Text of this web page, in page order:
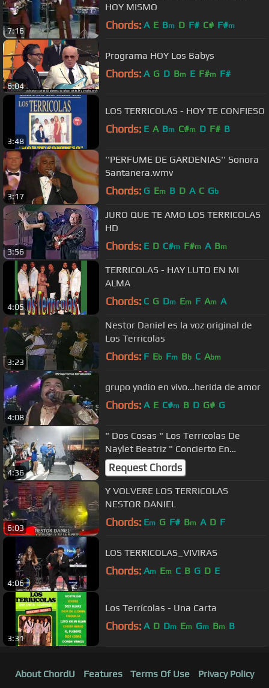
7:16
HOY MISMO
Chords: A E Bm D F# C# F#m
6:04
Programa HOY Los Babys
Chords: A G D Bm E F#m F#
3:48
LOS TERRICOLAS - HOY TE CONFIESO
Chords: E A Bm C#m D F# B
3:17
''PERFUME DE GARDENIAS'' Sonora
Santanera.wmv
Chords: G Em B D A C Gb
3:56
JURO QUE TE AMO LOS TERRICOLAS
HD
Chords: E D C#m F#m A Bm
4:05
TERRICOLAS - HAY LUTO EN MI
ALMA
Chords: C G Dm Em F Am A
3:23
Nestor Daniel es la voz original de
Los Terricolas
Chords: F Eb Fm Bb C Abm
4:08
grupo yndio en vivo...herida de amor
Chords: A E C#m B D G# G
4:36
" Dos Cosas " Los Terricolas De
Naylet Beatriz " Concierto En
Zacatecas "
Request Chords
6:03
Y VOLVERE LOS TERRICOLAS
NESTOR DANIEL
Chords: Em G F# Bm A D F
4:06
LOS TERRICOLAS_VIVIRAS
Chords: Am Em C B G D E
3:31
Los Terrícolas - Una Carta
Chords: A D Dm Em Gm Bm B
About ChordU Features Terms Of Use Privacy Policy